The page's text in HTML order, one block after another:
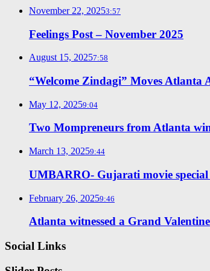
November 22, 20253:57
Feelings Post – November 2025
August 15, 20257:58
“Welcome Zindagi” Moves
May 12, 20259:04
Two Mompreneurs from Atlanta
March 13, 20259:44
UMBARRO- Gujarati movie
February 26, 20259:46
Atlanta witnessed a Grand
Social Links